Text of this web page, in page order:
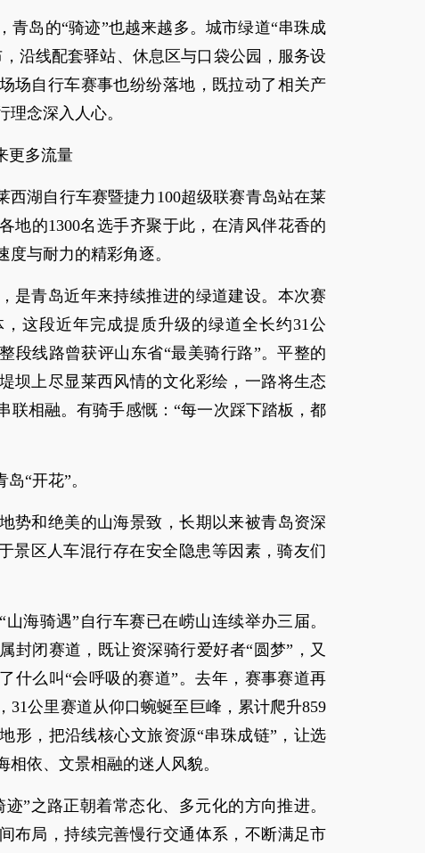
青岛的“骑迹”也越来越多。城市绿道“串珠成
沿线配套驿站、休息区与口袋公园，服务设
场自行车赛事也纷纷落地，既拉动了相关产
念深入人心。
更多流量
西湖自行车赛暨捷力100超级联赛青岛站在莱
地的1300名选手齐聚于此，在清风伴花香的
与耐力的精彩角逐。
是青岛近年来持续推进的绿道建设。本次赛
这段近年完成提质升级的绿道全长约31公
段线路曾获评山东省“最美骑行路”。平整的
坝上尽显莱西风情的文化彩绘，一路将生态
联相融。有骑手感慨：“每一次踩下踏板，都
“开花”。
势和绝美的山海景致，长期以来被青岛资深
景区人车混行存在安全隐患等因素，骑友们
海骑遇”自行车赛已在崂山连续举办三届。
封闭赛道，既让资深骑行爱好者“圆梦”，又
什么叫“会呼吸的赛道”。去年，赛事赛道再
31公里赛道从仰口蜿蜒至巨峰，累计爬升859
形，把沿线核心文旅资源“串珠成链”，让选
依、文景相融的迷人风貌。
”之路正朝着常态化、多元化的方向推进。
布局，持续完善慢行交通体系，不断满足市